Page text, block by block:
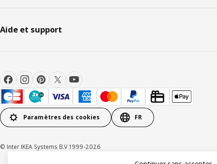
Aide et support
Paramètres des cookies FR
© Inter IKEA Systems B.V 1999-2026